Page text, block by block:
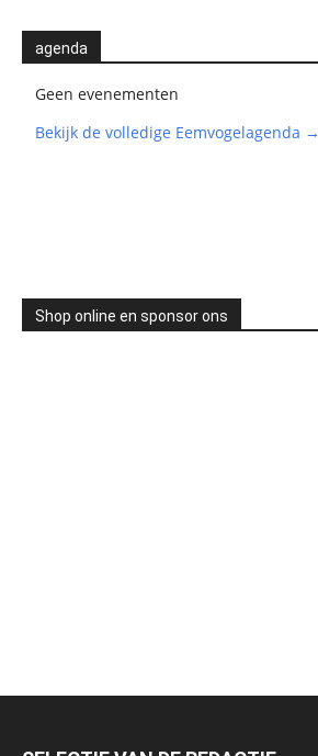
agenda
Geen evenementen
Bekijk de volledige Eemvogelagenda →
Shop online en sponsor ons